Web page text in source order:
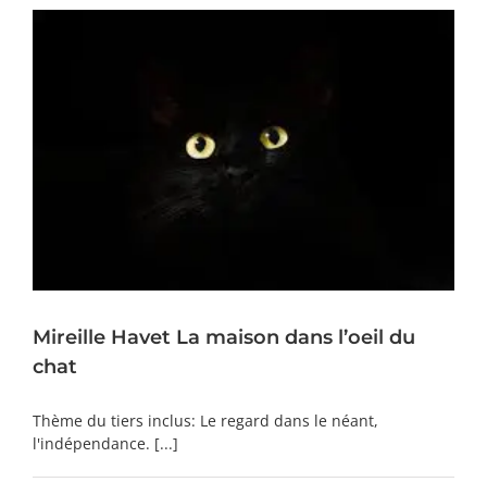
Mireille Havet La maison dans l’oeil du
chat
Thème du tiers inclus: Le regard dans le néant,
l'indépendance. [...]